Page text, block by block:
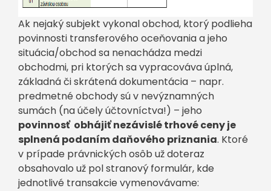
Ak nejaký subjekt vykonal obchod, ktorý podlieha
povinnosti transferového oceňovania a jeho
situácia/obchod sa nenachádza medzi
obchodmi, pri ktorých sa vypracováva úplná,
základná či skrátená dokumentácia – napr.
predmetné obchody sú v nevýznamných
sumách (na účely účtovníctva!) – jeho
povinnosť obhájiť nezávislé trhové ceny je
splnená podaním daňového priznania. Ktoré
v prípade právnických osôb už doteraz
obsahovalo už pol stranový formulár, kde
jednotlivé transakcie vymenovávame: